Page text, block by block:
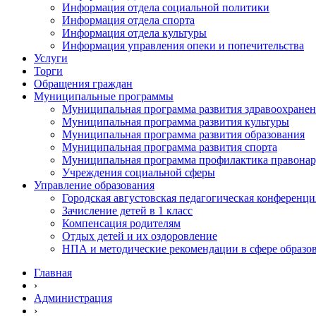
Информация отдела социальной политики
Информация отдела спорта
Информация отдела культуры
Информация управления опеки и попечительства
Услуги
Торги
Обращения граждан
Муниципальные программы
Муниципальная программа развития
Муниципальная программа развития культуры
Муниципальная программа развития образования
Муниципальная программа развития спорта
Муниципальная программа профилактика
Учреждения социальной сферы
Управление образования
Городская августовская педагогическая
Зачисление детей в 1 класс
Компенсация родителям
Отдых детей и их оздоровление
НПА и методические рекомендации в сфере
Главная
›
Администрация
›